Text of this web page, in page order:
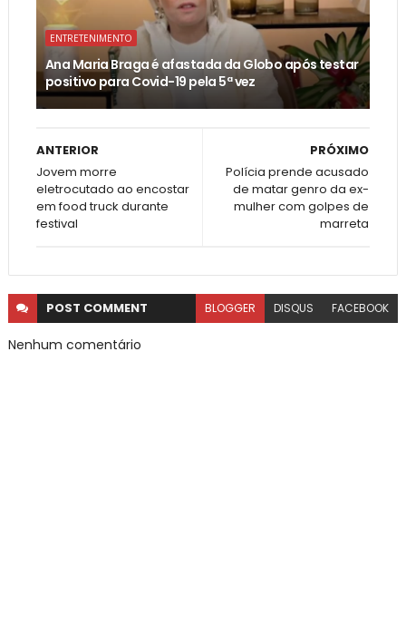
ENTRETENIMENTO
Ana Maria Braga é afastada da Globo após testar
positivo para Covid-19 pela 5ª vez
PRÓXIMO
Polícia prende acusado
de matar genro da ex-
mulher com golpes de
marreta
ANTERIOR
Jovem morre
eletrocutado ao encostar
em food truck durante
festival
POST COMMENT BLOGGER DISQUS FACEBOOK
Nenhum comentário